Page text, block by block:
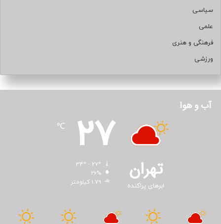
سیاسی
علمی
فرهنگی و هنری
ورزشی
آب و هوا
تهران
ابرهای پراکنده
27
℃
26%
1.79 کیلومتر